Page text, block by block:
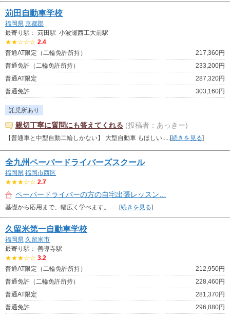
苅田自動車学校
福岡県 京都郡
最寄り駅： 苅田駅 小波瀬西工大前駅
★★☆☆☆ 2.4
普通AT限定（二輪免許所持）
217,360円
普通免許（二輪免許所持）
233,200円
普通AT限定
287,320円
普通免許
303,160円
託児所あり
親切丁寧に質問にも答えてくれる (投稿者：あっきー)
【普通車と中型自動二輪しかない】 大型自動車 もほしい.....[続きを見る]
全九州ペーパードライバーズスクール
福岡県 福岡市西区
★★★☆☆ 2.7
ペーパードライバーの方の自宅出張レッスン…
基礎から応用まで、幅広く学べます。…..[続きを見る]
久留米第一自動車学校
福岡県 久留米市
最寄り駅： 善導寺駅
★★★☆☆ 3.2
普通AT限定（二輪免許所持）
212,950円
普通免許（二輪免許所持）
228,460円
普通AT限定
281,370円
普通免許
296,880円